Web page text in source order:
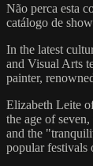
Não perca esta
catálogo de
In the latest
and Visual Arts
painter,
Elizabeth Leite
the age of
and the
popular festivals